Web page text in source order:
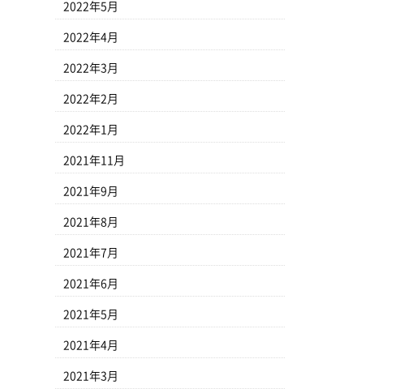
2022年5月
2022年4月
2022年3月
2022年2月
2022年1月
2021年11月
2021年9月
2021年8月
2021年7月
2021年6月
2021年5月
2021年4月
2021年3月